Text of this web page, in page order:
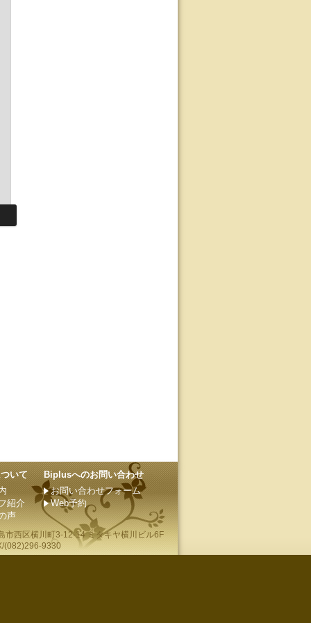
いて
紹介
声
Biplusへのお問い合わせ
お問い合わせフォーム
Web予約
市西区横川町3-12-14 ミタキヤ横川ビル6F
9330